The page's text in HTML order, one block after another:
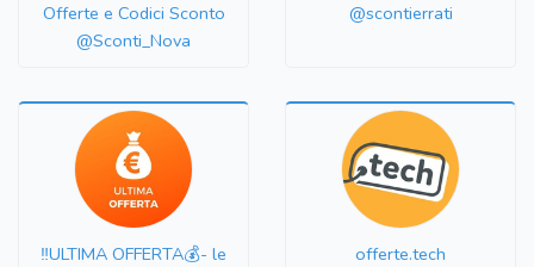
Offerte e Codici Sconto
@Sconti_Nova
@scontierrati
‼️ULTIMA OFFERTA💰- le
offerte.tech